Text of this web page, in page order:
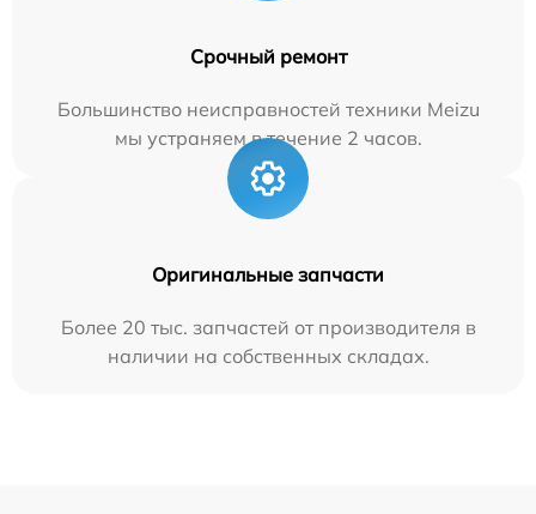
Срочный ремонт
Большинство неисправностей техники Meizu
мы устраняем в течение 2 часов.
Оригинальные запчасти
Более 20 тыс. запчастей от производителя в
наличии на собственных складах.